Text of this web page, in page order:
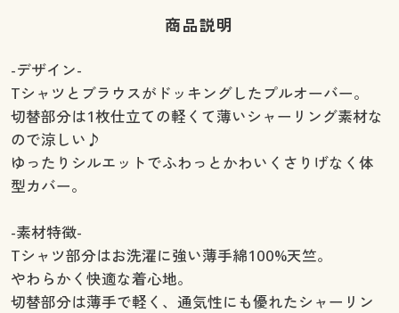
商品説明
-デザイン-
Tシャツとブラウスがドッキングしたプルオーバー。
切替部分は1枚仕立ての軽くて薄いシャーリング素材な
ので涼しい♪
ゆったりシルエットでふわっとかわいくさりげなく体
型カバー。
-素材特徴-
Tシャツ部分はお洗濯に強い薄手綿100%天竺。
やわらかく快適な着心地。
切替部分は薄手で軽く、通気性にも優れたシャーリン